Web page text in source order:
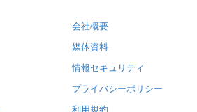
会社概要
媒体資料
情報セキュリティ
プライバシーポリシー
利用規約